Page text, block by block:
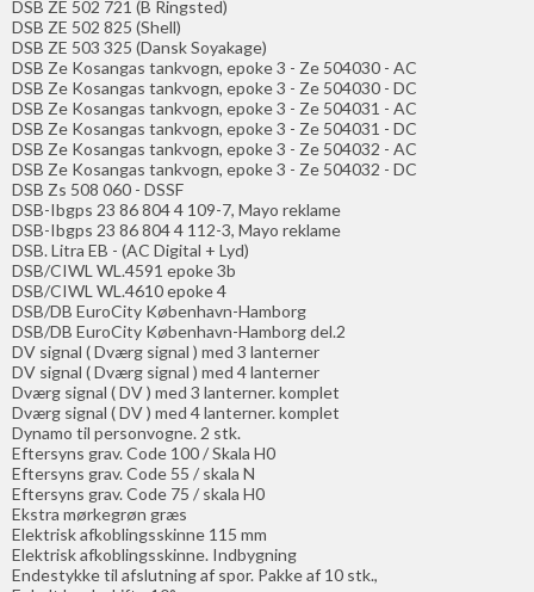
DSB ZE 502 721 (B Ringsted)
DSB ZE 502 825 (Shell)
DSB ZE 503 325 (Dansk Soyakage)
DSB Ze Kosangas tankvogn, epoke 3 - Ze 504030 - AC
DSB Ze Kosangas tankvogn, epoke 3 - Ze 504030 - DC
DSB Ze Kosangas tankvogn, epoke 3 - Ze 504031 - AC
DSB Ze Kosangas tankvogn, epoke 3 - Ze 504031 - DC
DSB Ze Kosangas tankvogn, epoke 3 - Ze 504032 - AC
DSB Ze Kosangas tankvogn, epoke 3 - Ze 504032 - DC
DSB Zs 508 060 - DSSF
DSB-Ibgps 23 86 804 4 109-7, Mayo reklame
DSB-Ibgps 23 86 804 4 112-3, Mayo reklame
DSB. Litra EB - (AC Digital + Lyd)
DSB/CIWL WL.4591 epoke 3b
DSB/CIWL WL.4610 epoke 4
DSB/DB EuroCity København-Hamborg
DSB/DB EuroCity København-Hamborg del.2
DV signal ( Dværg signal ) med 3 lanterner
DV signal ( Dværg signal ) med 4 lanterner
Dværg signal ( DV ) med 3 lanterner. komplet
Dværg signal ( DV ) med 4 lanterner. komplet
Dynamo til personvogne. 2 stk.
Eftersyns grav. Code 100 / Skala H0
Eftersyns grav. Code 55 / skala N
Eftersyns grav. Code 75 / skala H0
Ekstra mørkegrøn græs
Elektrisk afkoblingsskinne 115 mm
Elektrisk afkoblingsskinne. Indbygning
Endestykke til afslutning af spor. Pakke af 10 stk.,